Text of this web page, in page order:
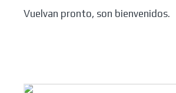
Vuelvan pronto, son bienvenidos.